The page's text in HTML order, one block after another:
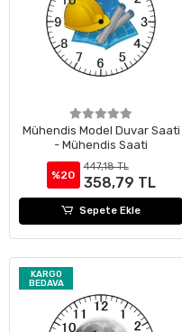
Mühendis Model Duvar Saati
- Mühendis Saati
%20
447,18 TL
358,79 TL
Sepete Ekle
KARGO
BEDAVA